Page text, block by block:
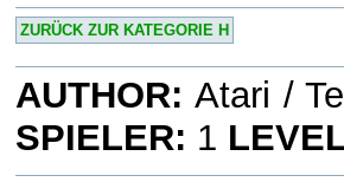
ZURÜCK ZUR KATEGORIE H
AUTHOR:Atari /
SPIELER: 1